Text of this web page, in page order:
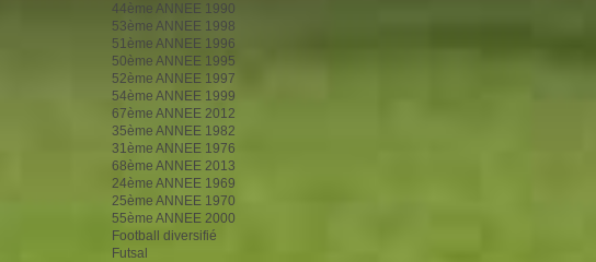
44ème ANNEE 1990
53ème ANNEE 1998
51ème ANNEE 1996
50ème ANNEE 1995
52ème ANNEE 1997
54ème ANNEE 1999
67ème ANNEE 2012
35ème ANNEE 1982
31ème ANNEE 1976
68ème ANNEE 2013
24ème ANNEE 1969
25ème ANNEE 1970
55ème ANNEE 2000
Football diversifié
Futsal